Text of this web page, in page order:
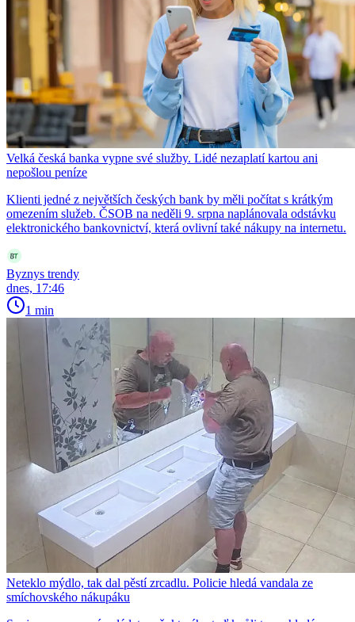
Velká česká banka vypne své služby. Lidé nezaplatí kartou ani
nepošlou peníze
Klienti jedné z největších českých bank by měli počítat s krátkým
omezením služeb. ČSOB na neděli 9. srpna naplánovala odstávku
elektronického bankovnictví, která ovlivní také nákupy na internetu.
Byznys trendy
dnes, 17:46
1 min
Neteklo mýdlo, tak dal pěstí zrcadlu. Policie hledá vandala ze
smíchovského nákupáku